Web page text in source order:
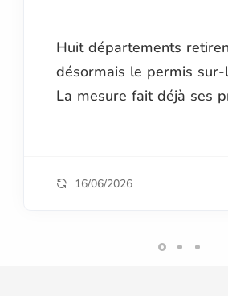
Huit départements
désormais le permis sur-
La mesure fait déjà ses
16/06/2026